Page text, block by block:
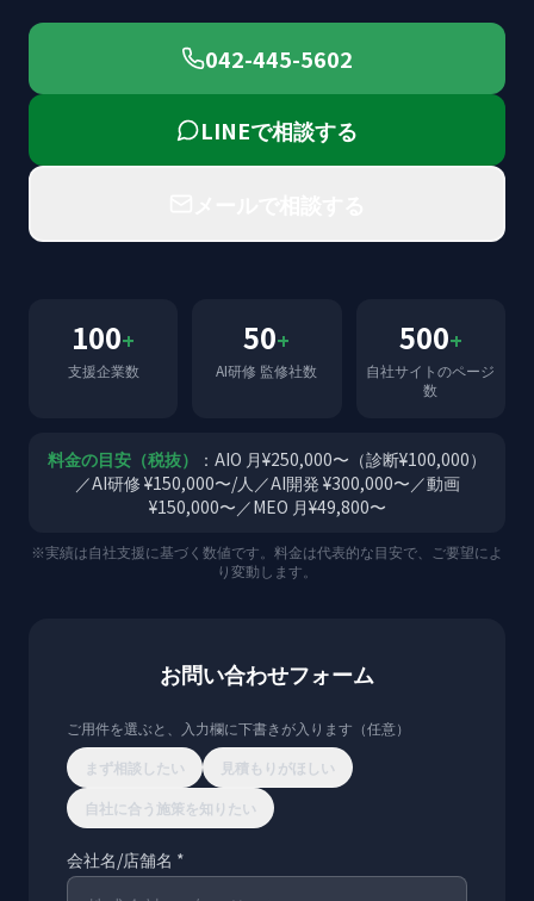
042-445-5602
LINEで相談する
100+
支援企業数
50+
AI研修 監修社数
500+
自社サイトのページ
数
料金の目安（税抜）
：AIO 月¥250,000〜（診断¥100,000）
／AI研修 ¥150,000〜/人／AI開発 ¥300,000〜／動画
¥150,000〜／MEO 月¥49,800〜
※実績は自社支援に基づく数値です。料金は代表的な目安で、ご要望によ
り変動します。
お問い合わせフォーム
ご用件を選ぶと、入力欄に下書きが入ります（任意）
まず相談したい
見積もりがほしい
自社に合う施策を知りたい
会社名/店舗名 *